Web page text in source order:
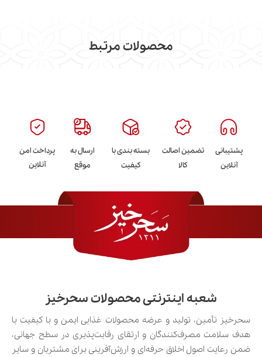
محصولات مرتبط
پشتیبانی
آنلاین
تضمین اصالت
کالا
بسته بندی با
کیفیت
ارسال به
موقع
پرداخت امن
آنلاین
شعبه اینترنتی محصولات سحرخیز
سحرخیز تأمین، تولید و عرضه محصولات غذایی ایمن و با کیفیت با
هدف سلامت مصرف‌کنندگان و ارتقای رقابت‌پذیری در سطح جهانی،
ضمن رعایت اصول اخلاق حرفه‌ای و ارزش‌آفرینی برای مشتریان و سایر